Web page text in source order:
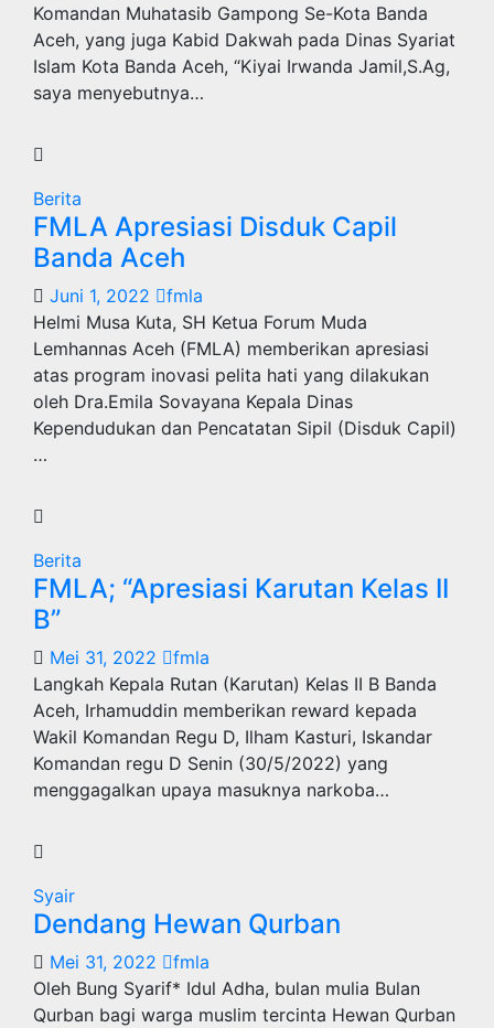
Komandan Muhatasib Gampong Se-Kota Banda
Aceh, yang juga Kabid Dakwah pada Dinas Syariat
Islam Kota Banda Aceh, “Kiyai Irwanda Jamil,S.Ag,
saya menyebutnya…
Berita
FMLA Apresiasi Disduk Capil
Banda Aceh
Juni 1, 2022
fmla
Helmi Musa Kuta, SH Ketua Forum Muda
Lemhannas Aceh (FMLA) memberikan apresiasi
atas program inovasi pelita hati yang dilakukan
oleh Dra.Emila Sovayana Kepala Dinas
Kependudukan dan Pencatatan Sipil (Disduk Capil)
…
Berita
FMLA; “Apresiasi Karutan Kelas II
B”
Mei 31, 2022
fmla
Langkah Kepala Rutan (Karutan) Kelas II B Banda
Aceh, Irhamuddin memberikan reward kepada
Wakil Komandan Regu D, Ilham Kasturi, Iskandar
Komandan regu D Senin (30/5/2022) yang
menggagalkan upaya masuknya narkoba…
Syair
Dendang Hewan Qurban
Mei 31, 2022
fmla
Oleh Bung Syarif* Idul Adha, bulan mulia Bulan
Qurban bagi warga muslim tercinta Hewan Qurban